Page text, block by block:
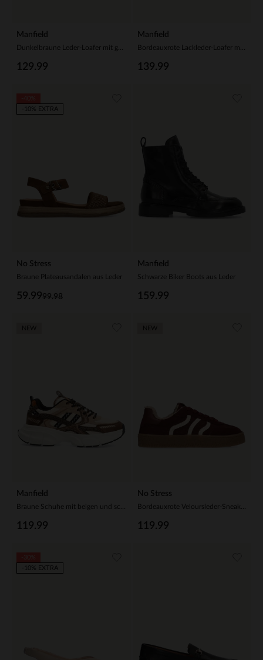
Manfield
129.99
Manfield
139.99
No Stress
Braune Plateausandalen aus Leder
99.98
59.99
-10% EXTRA
Manfield
Schwarze Biker Boots aus Leder
159.99
Manfield
119.99
No Stress
119.99
-10% EXTRA